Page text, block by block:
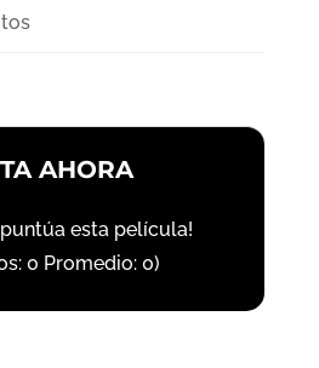
AHORA
puntúa esta película!
0 Promedio: 0)